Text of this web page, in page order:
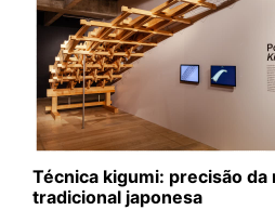
Técnica kigumi: precisão da
tradicional japonesa